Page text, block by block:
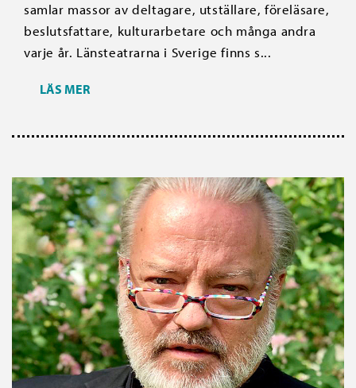
samlar massor av deltagare, utställare, föreläsare,
beslutsfattare, kulturarbetare och många andra
varje år. Länsteatrarna i Sverige finns s...
LÄS MER